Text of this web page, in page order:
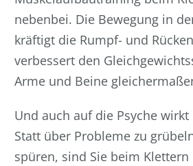
nebenbei. Die Bewegung in
kräftigt die Rumpf- und
verbessert den
Arme und Beine
Und auch auf die Psyche
Statt über Probleme zu
spüren, sind Sie beim